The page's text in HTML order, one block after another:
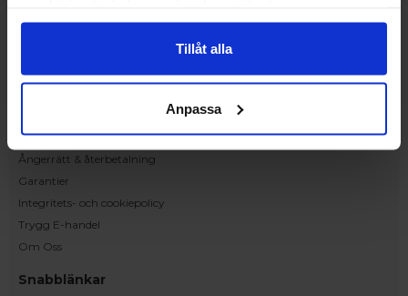
Tillåt alla
Anpassa
Handla på Nordiska Fönster
Betalnings & leveransvillkor
Ångerrätt & återbetalning
Garantier
Integritets- och cookiepolicy
Trygg E-handel
Om Oss
Snabblänkar